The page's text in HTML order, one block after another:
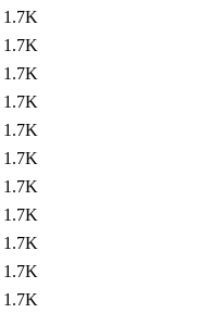
1.7K
1.7K
1.7K
1.7K
1.7K
1.7K
1.7K
1.7K
1.7K
1.7K
1.7K